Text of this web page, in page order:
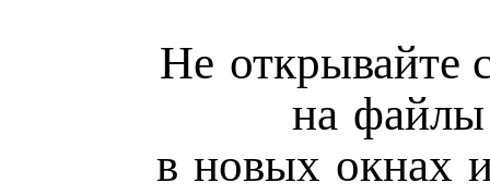
Не открывайте
на файлы
в новых окнах